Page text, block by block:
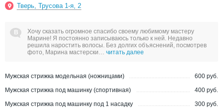
Тверь, Трусова 1-я, 2
Хочу сказать огромное спасибо своему любимому мастеру
Марине! Я постоянно записываюсь только к ней. Недавно
решила наростить волосы. Без долгих объяснений, посмотрев
фото, Марина мастерски… читать далее
Мужская стрижка модельная (ножницами)
600 руб.
Мужская стрижка под машинку (спортивная)
400 руб.
Мужская стрижка под машинку под 1 насадку
300 руб.